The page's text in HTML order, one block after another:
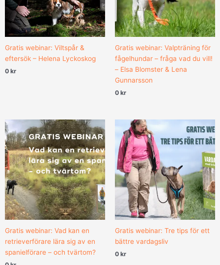
Gratis webinar: Viltspår &
eftersök – Helena Lyckoskog
0 kr
Gratis webinar: Valpträning för
fågelhundar – fråga vad du vill!
– Elsa Blomster & Lena
Gunnarsson
0 kr
Gratis webinar: Vad kan en
retrieverförare lära sig av en
spanielförare – och tvärtom?
Gratis webinar: Tre tips för ett
bättre vardagsliv
0 kr